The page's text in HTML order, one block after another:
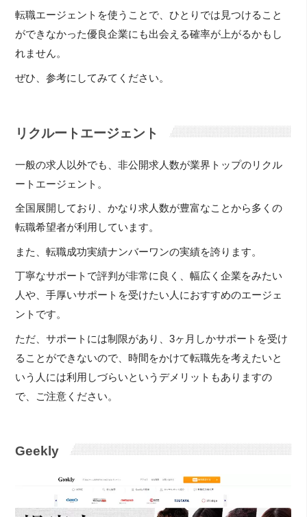
転職エージェントを使うことで、ひとりでは見つけること
ができなかった優良企業にも出会える確率が上がるかもし
れません。
ぜひ、参考にしてみてください。
リクルートエージェント
一般の求人以外でも、非公開求人数が業界トップのリクル
ートエージェント。
全国展開しており、かなり求人数が豊富なことから多くの
転職希望者が利用しています。
また、転職成功実績ナンバーワンの実績を誇ります。
丁寧なサポートで評判が非常に良く、幅広く企業をみたい
人や、手厚いサポートを受けたい人におすすめのエージェ
ントです。
ただ、サポートには制限があり、3ヶ月しかサポートを受け
ることができないので、時間をかけて転職先を考えたいと
いう人には利用しづらいというデメリットもありますの
で、ご注意ください。
Geekly